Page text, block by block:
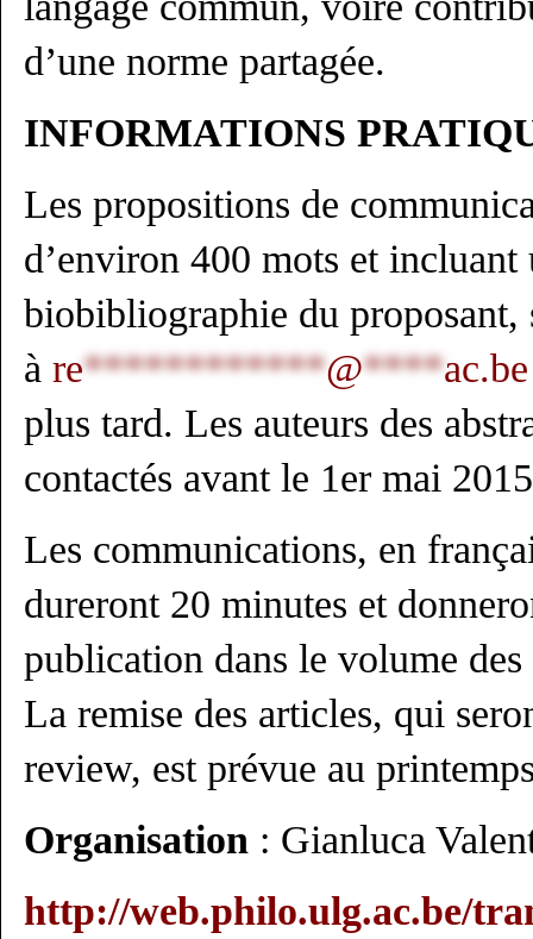
d’une norme partagée.
INFORMATIONS
Les propositions de
d’environ 400 mots et incluant
biobibliographie du proposant,
à re************@****ac.be
plus tard. Les auteurs des
contactés avant le 1er mai
Les communications, en
dureront 20 minutes et
publication dans le volume
La remise des articles, qui
review, est prévue au
Organisation : Gianluca
http://web.philo.ulg.ac.be/